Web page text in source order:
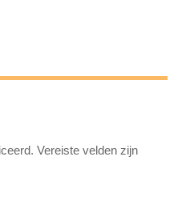
Vereiste velden zijn